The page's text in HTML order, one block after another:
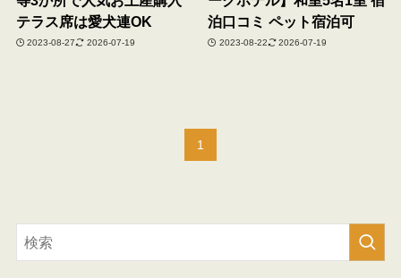
テラス席は愛犬連OK
2023-08-27 2026-07-19
泊口コミ ペット宿泊可
2023-08-22 2026-07-19
1